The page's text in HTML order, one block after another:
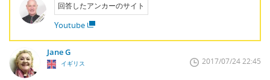
回答したアンカーのサイト
Youtube
Jane G
イギリス 2017/07/24 22:45